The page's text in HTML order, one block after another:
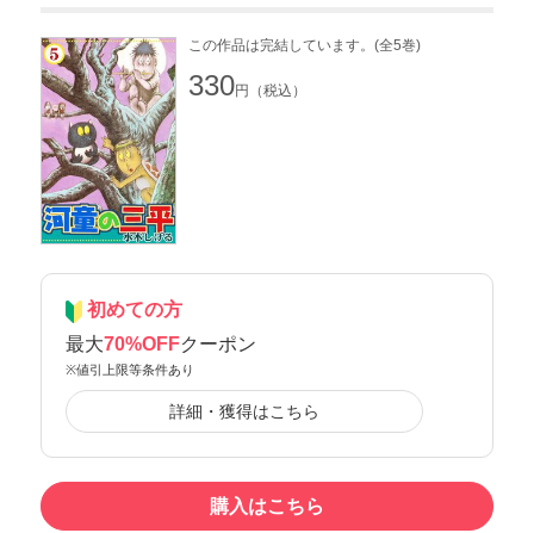
この作品は完結しています。(全5巻)
330円（税込）
初めての方
最大70%OFFクーポン
※値引上限等条件あり
詳細・獲得はこちら
購入はこちら